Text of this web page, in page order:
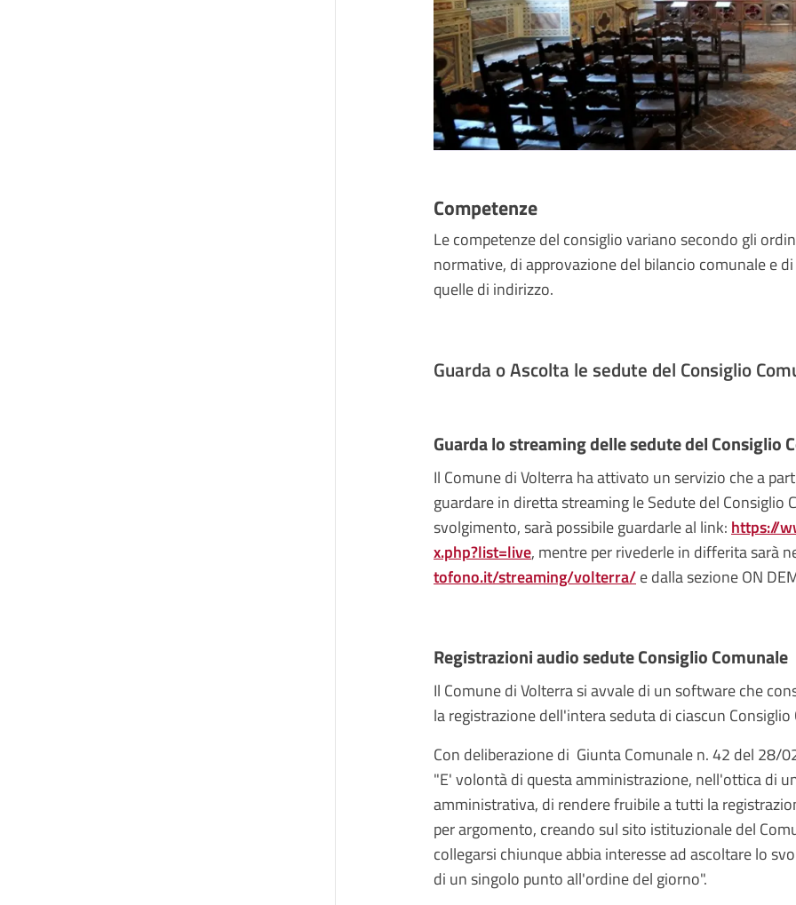
Competenze
Le competenze del consiglio variano secondo gli
normative, di approvazione del bilancio comunale e
quelle di indirizzo.
Guarda o Ascolta le sedute del Consiglio
Guarda lo streaming delle sedute del Consiglio
Il Comune di Volterra ha attivato un servizio che a
guardare in diretta streaming le Sedute del Consiglio
svolgimento, sarà possibile guardarle al link: https://
x.php?list=live, mentre per rivederle in differita sarà
tofono.it/streaming/volterra/e dalla sezione ON
Registrazioni audio sedute Consiglio Comunale
Il Comune di Volterra si avvale di un software che
la registrazione dell'intera seduta di ciascun Consiglio
Con deliberazione di Giunta Comunale n. 42 del 28/
"E' volontà di questa amministrazione, nell'ottica di
amministrativa, di rendere fruibile a tutti la
per argomento, creando sul sito istituzionale del
collegarsi chiunque abbia interesse ad ascoltare lo
di un singolo punto all'ordine del giorno".